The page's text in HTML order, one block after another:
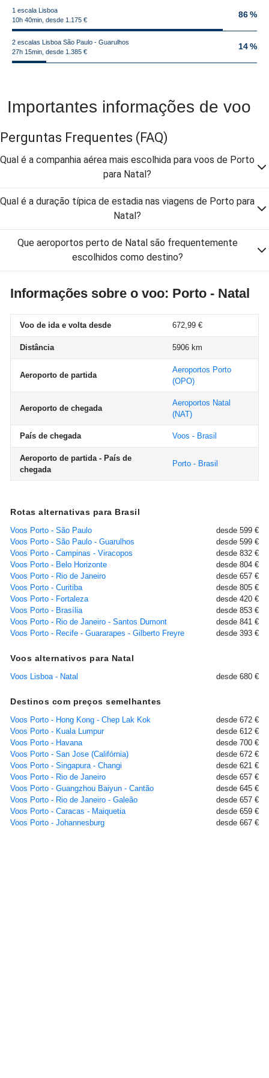
1 escala Lisboa
10h 40min, desde 1.175 €
86 %
2 escalas Lisboa São Paulo - Guarulhos
27h 15min, desde 1.385 €
14 %
Importantes informações de voo
Perguntas Frequentes (FAQ)
Qual é a companhia aérea mais escolhida para voos de Porto
para Natal?
Qual é a duração típica de estadia nas viagens de Porto para
Natal?
Que aeroportos perto de Natal são frequentemente
escolhidos como destino?
Informações sobre o voo: Porto - Natal
Voo de ida e volta desde 672,99 €
Distância 5906 km
Aeroporto de partida
Aeroportos Porto
(OPO)
Aeroporto de chegada
Aeroportos Natal
(NAT)
País de chegada Voos - Brasil
Aeroporto de partida - País de
chegada
Porto - Brasil
Rotas alternativas para Brasil
Voos Porto - São Paulo
desde 599 €
Voos Porto - São Paulo - Guarulhos
desde 599 €
Voos Porto - Campinas - Viracopos
desde 832 €
Voos Porto - Belo Horizonte
desde 804 €
Voos Porto - Rio de Janeiro
desde 657 €
Voos Porto - Curitiba
desde 805 €
Voos Porto - Fortaleza
desde 420 €
Voos Porto - Brasília
desde 853 €
Voos Porto - Rio de Janeiro - Santos Dumont
desde 841 €
Voos Porto - Recife - Guararapes - Gilberto Freyre
desde 393 €
Voos alternativos para Natal
Voos Lisboa - Natal desde 680 €
Destinos com preços semelhantes
Voos Porto - Hong Kong - Chep Lak Kok
desde 672 €
Voos Porto - Kuala Lumpur
desde 612 €
Voos Porto - Havana
desde 700 €
Voos Porto - San Jose (Califórnia)
desde 672 €
Voos Porto - Singapura - Changi
desde 621 €
Voos Porto - Rio de Janeiro
desde 657 €
Voos Porto - Guangzhou Baiyun - Cantão
desde 645 €
Voos Porto - Rio de Janeiro - Galeão
desde 657 €
Voos Porto - Caracas - Maiquetia
desde 659 €
Voos Porto - Johannesburg
desde 667 €